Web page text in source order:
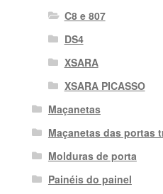
C8 e 807
DS4
XSARA
XSARA PICASSO
Maçanetas
Maçanetas das portas
Molduras de porta
Painéis do painel